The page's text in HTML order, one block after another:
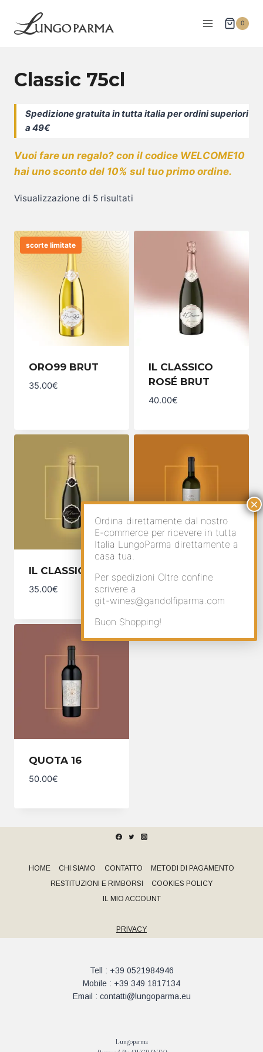
0
Classic 75cl
Spedizione gratuita in tutta italia per ordini superiori
a 49€
Vuoi fare un regalo? con il codice WELCOME10
hai uno sconto del 10% sul tuo primo ordine.
Visualizzazione di 5 risultati
scorte limitate
ORO99 BRUT
35.00€
IL CLASSICO
ROSÉ BRUT
40.00€
IL CLASSICO
35.00€
BIANCO REALE
QUOTA 16
50.00€
HOME CHI SIAMO CONTATTO
METODI DI PAGAMENTO
RESTITUZIONI E RIMBORSI
COOKIES POLICY
IL MIO ACCOUNT
PRIVACY
Tell : +39 0521984946
Mobile : +39 349 1817134
Email : contatti@lungoparma.eu
Lungoparma
Ordina direttamente dal nostro
E-commerce per ricevere in tutta
Italia LungoParma direttamente a
casa tua.
Per spedizioni Oltre confine
scrivere a
git-wines@gandolfiparma.com
Buon Shopping!